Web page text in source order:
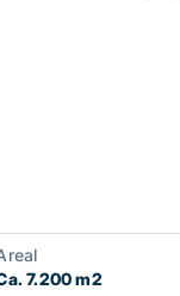
7.200 m2